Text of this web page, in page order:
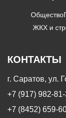
Общество
ЖКХ и
КОНТАКТЫ
г. Саратов, ул.
+7 (917) 982-
+7 (8452) 659-